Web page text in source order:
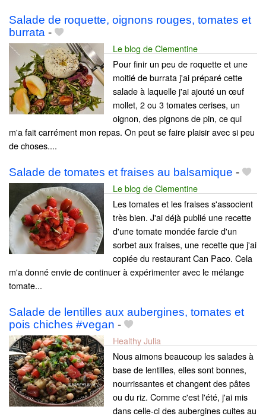
Salade de roquette, oignons rouges, tomates et
burrata -
Le blog de Clementine
Pour finir un peu de roquette et une
moitié de burrata j'ai préparé cette
salade à laquelle j'ai ajouté un œuf
mollet, 2 ou 3 tomates cerises, un
oignon, des pignons de pin, ce qui
m'a fait carrément mon repas. On peut se faire plaisir avec si peu
de choses....
Salade de tomates et fraises au balsamique -
Le blog de Clementine
Les tomates et les fraises s'associent
très bien. J'ai déjà publié une recette
d'une tomate mondée farcie d'un
sorbet aux fraises, une recette que j'ai
copiée du restaurant Can Paco. Cela
m'a donné envie de continuer à expérimenter avec le mélange
tomate...
Salade de lentilles aux aubergines, tomates et
pois chiches #vegan -
Healthy Julia
Nous aimons beaucoup les salades à
base de lentilles, elles sont bonnes,
nourrissantes et changent des pâtes
ou du riz. Comme c'est l'été, j'ai mis
dans celle-ci des aubergines cuites au